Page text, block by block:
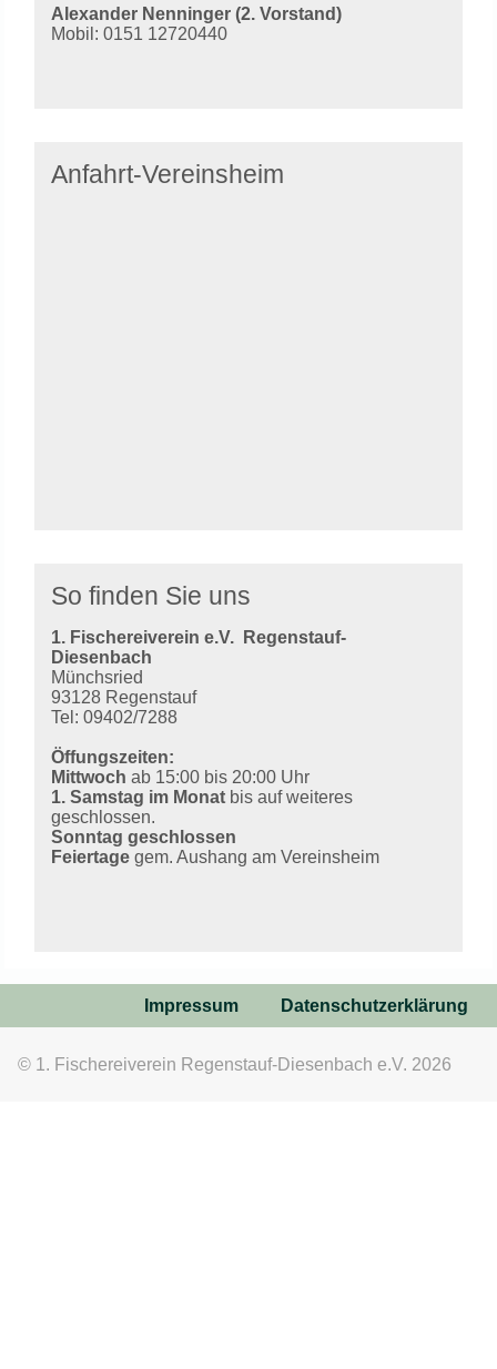
Alexander Nenninger (2. Vorstand)
Mobil: 0151 12720440
Anfahrt-Vereinsheim
So finden Sie uns
1. Fischereiverein e.V.
Regenstauf-
Diesenbach
Münchsried
93128 Regenstauf
Tel: 09402/7288
Öffungszeiten:
Mittwoch ab 15:00 bis 20:00 Uhr
1. Samstag im Monat bis auf weiteres
geschlossen.
Sonntag geschlossen
Feiertagegem. Aushang am Vereinsheim
Impressum Datenschutzerklärung
© 1. Fischereiverein Regenstauf-Diesenbach e.V. 2026